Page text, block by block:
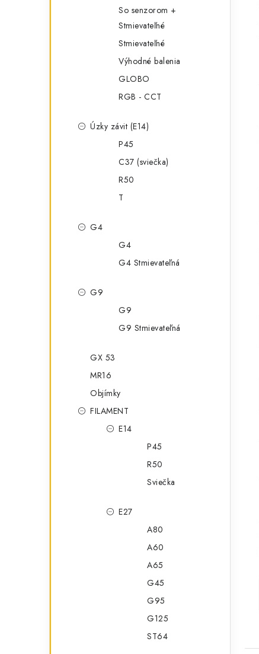
So senzorom +
Stmievateľné
Stmievateľné
Výhodné balenia
GLOBO
RGB - CCT
Úzky závit (E14)
P45
C37 (sviečka)
R50
T
G4
G4
G4 Stmievateľná
G9
G9
G9 Stmievateľná
GX 53
MR16
Objímky
FILAMENT
E14
P45
R50
Sviečka
E27
A80
A60
A65
G45
G95
G125
ST64